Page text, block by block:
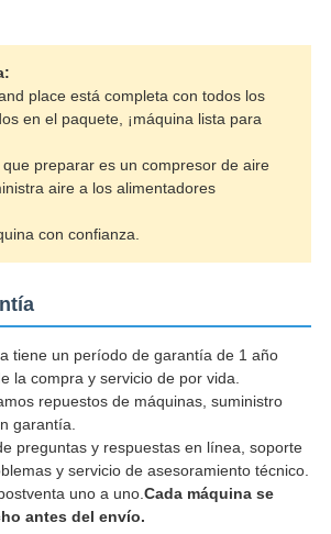
place está completa con todos los
en el paquete, ¡máquina lista para
preparar es un compresor de aire
aire a los alimentadores
con confianza.
tiene un período de garantía de 1 año
la compra y servicio de por vida.
repuestos de máquinas, suministro
garantía.
preguntas y respuestas en línea, soporte
y servicio de asesoramiento técnico.
uno a uno. Cada máquina se
antes del envío.